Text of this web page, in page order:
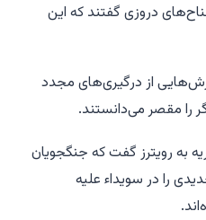
دروزی گفتند که این
از درگیری‌های مجدد
را مقصر می‌دانستند.
به رویترز گفت که جنگجویان
را در سویداء علیه